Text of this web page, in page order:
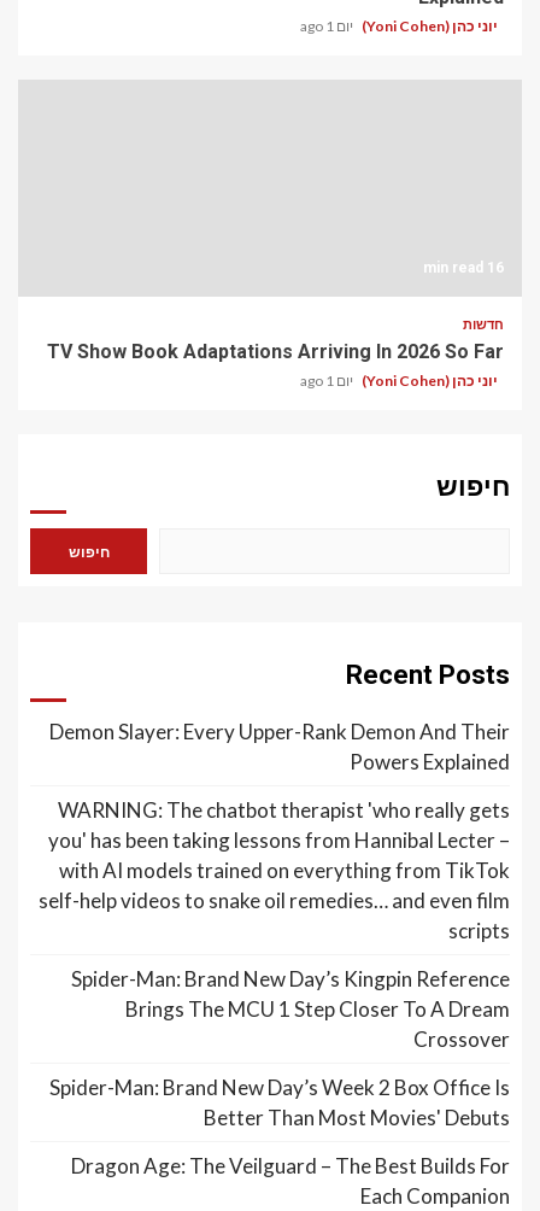
יוני כהן (Yoni Cohen) יום 1 ago
16 min read
חדשות
TV Show Book Adaptations Arriving In 2026 So Far
יוני כהן (Yoni Cohen) יום 1 ago
חיפוש
חיפוש
Recent Posts
Demon Slayer: Every Upper-Rank Demon And Their
Powers Explained
WARNING: The chatbot therapist 'who really gets
you' has been taking lessons from Hannibal Lecter –
with AI models trained on everything from TikTok
self-help videos to snake oil remedies… and even film
scripts
Spider-Man: Brand New Day’s Kingpin Reference
Brings The MCU 1 Step Closer To A Dream
Crossover
Spider-Man: Brand New Day’s Week 2 Box Office Is
Better Than Most Movies' Debuts
Dragon Age: The Veilguard – The Best Builds For
Each Companion